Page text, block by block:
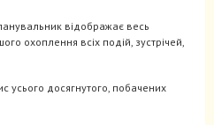
відображає весь
охоплення всіх подій, зустрічей,
усього досягнутого, побачених